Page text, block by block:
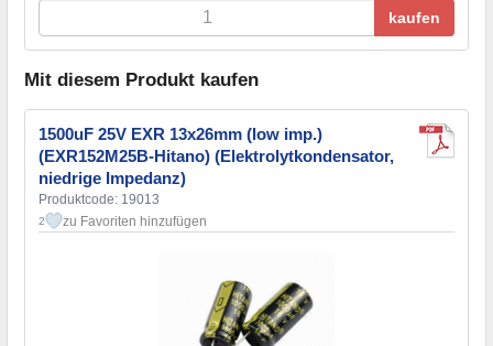
kaufen
Mit diesem Produkt kaufen
1500uF 25V EXR 13x26mm (low imp.)
(EXR152M25B-Hitano) (Elektrolytkondensator,
niedrige Impedanz)
Produktcode: 19013
2 zu Favoriten hinzufügen